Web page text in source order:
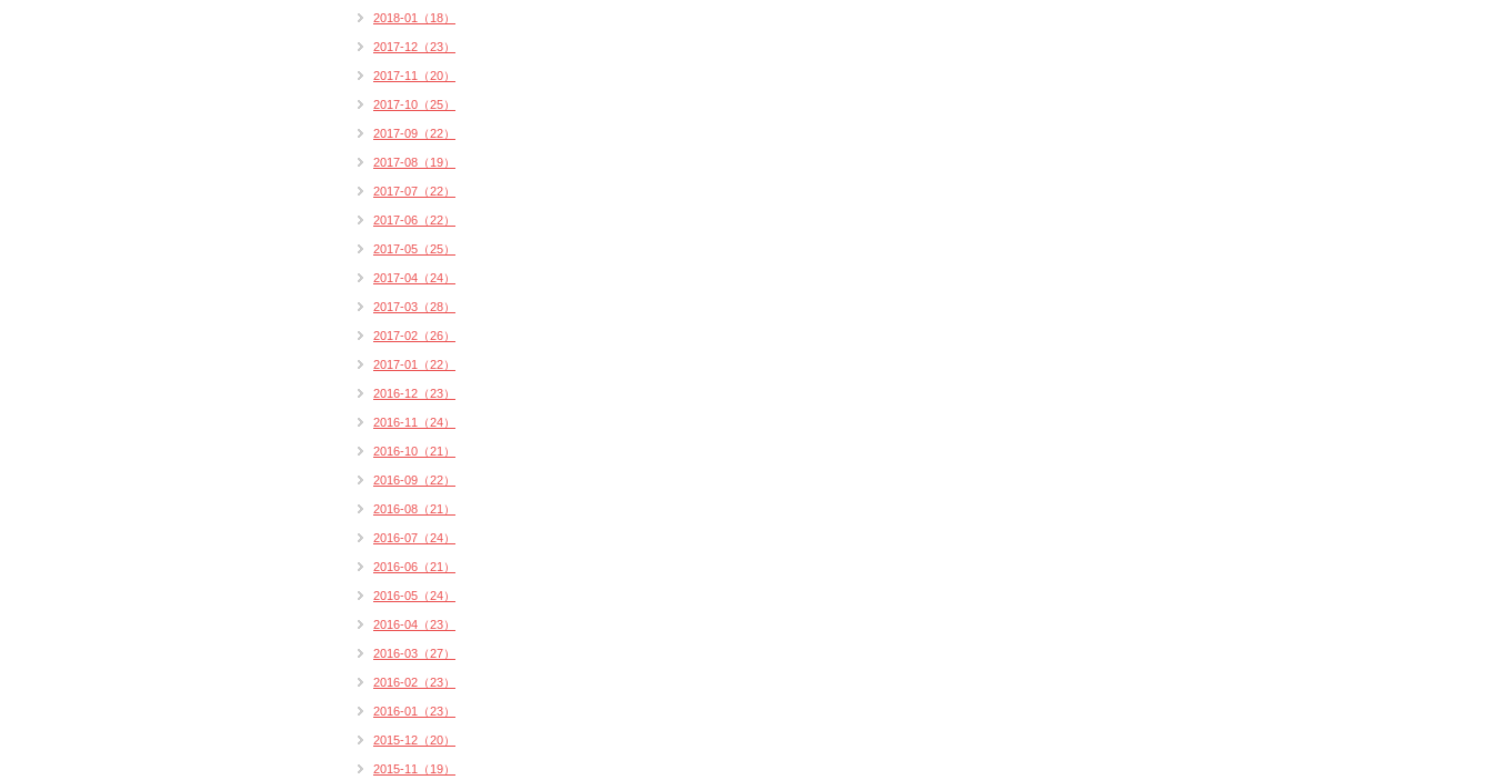
2018-01（18）
2017-12（23）
2017-11（20）
2017-10（25）
2017-09（22）
2017-08（19）
2017-07（22）
2017-06（22）
2017-05（25）
2017-04（24）
2017-03（28）
2017-02（26）
2017-01（22）
2016-12（23）
2016-11（24）
2016-10（21）
2016-09（22）
2016-08（21）
2016-07（24）
2016-06（21）
2016-05（24）
2016-04（23）
2016-03（27）
2016-02（23）
2016-01（23）
2015-12（20）
2015-11（19）